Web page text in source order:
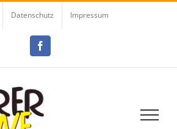
Datenschutz Impressum
Facebook